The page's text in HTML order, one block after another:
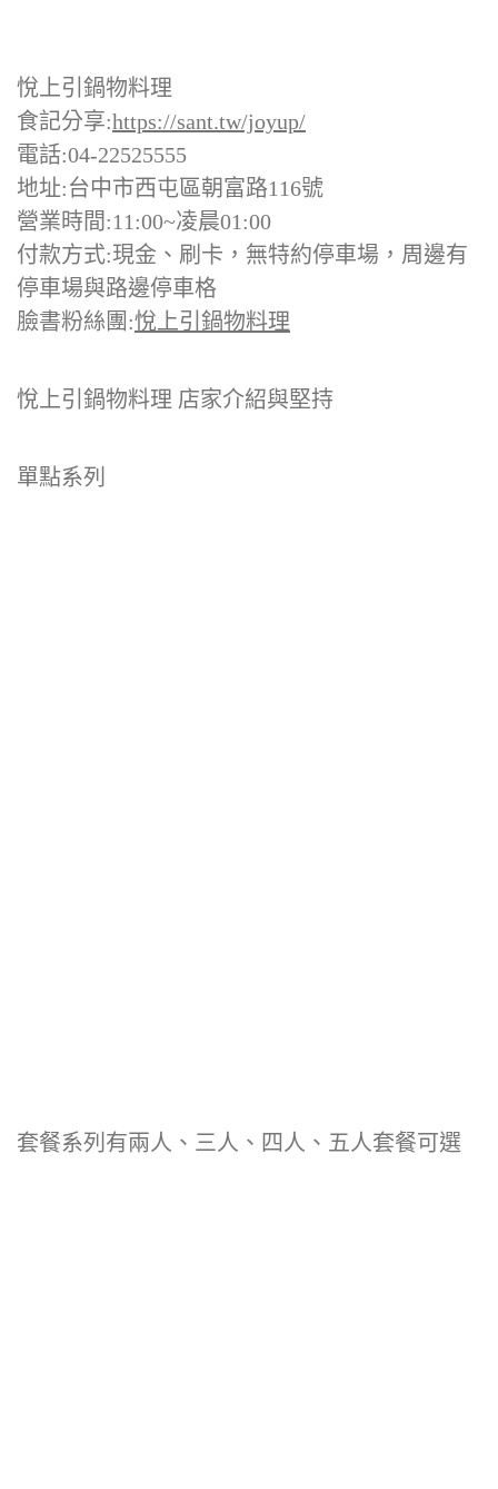
悅上引鍋物料理
食記分享:https://sant.tw/joyup/
電話:04-22525555
地址:台中市西屯區朝富路116號
營業時間:11:00~凌晨01:00
付款方式:現金、刷卡，無特約停車場，周邊有
停車場與路邊停車格
臉書粉絲團:悅上引鍋物料理
悅上引鍋物料理 店家介紹與堅持
單點系列
套餐系列有兩人、三人、四人、五人套餐可選